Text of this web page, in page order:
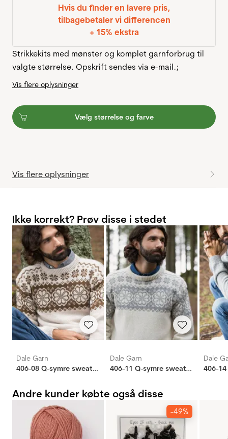
Hvis du finder en lavere pris,
tilbagebetaler vi differencen
+ 15% ekstra
Strikkekits med mønster og komplet garnforbrug til
valgte størrelse. Opskrift sendes via e-mail.;
Vis flere oplysninger
Vælg størrelse og farve
Vis flere oplysninger
Ikke korrekt? Prøv disse i stedet
Dale Garn
406-08 Q-symre sweater beige
Dale Garn
406-11 Q-symre sweater natur
Dale
Andre kunder købte også disse
-49%